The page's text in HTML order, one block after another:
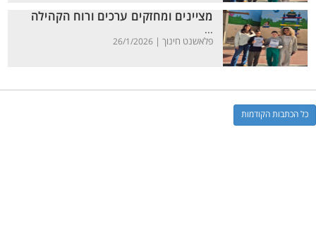
מציינים ומחזקים ערכים ורוח הקהילה
...
פלאשנט חינוך | 26/1/2026
כל הכתבות הקודמות